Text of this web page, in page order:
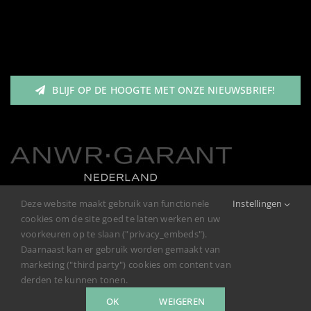
RetournerenBLIJF OP DE HOOGTE MET ONZE NIEUWSBRIEF!
Deze website maakt gebruik van functionele
cookies om de site goed te laten werken en uw
voorkeuren op te slaan ("privacy_embeds").
Daarnaast kan er gebruik worden gemaakt van
marketing ("third party") cookies om content van
derden te kunnen tonen.
Instellingen
OK WEIGEREN